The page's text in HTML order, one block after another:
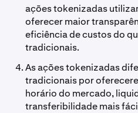
ações tokenizadas
oferecer maior
eficiência de custos do
tradicionais.
As ações tokenizadas
tradicionais por
horário do mercado,
transferibilidade mais